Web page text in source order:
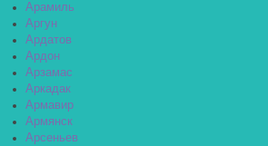
Арамиль
Аргун
Ардатов
Ардон
Арзамас
Аркадак
Армавир
Армянск
Арсеньев